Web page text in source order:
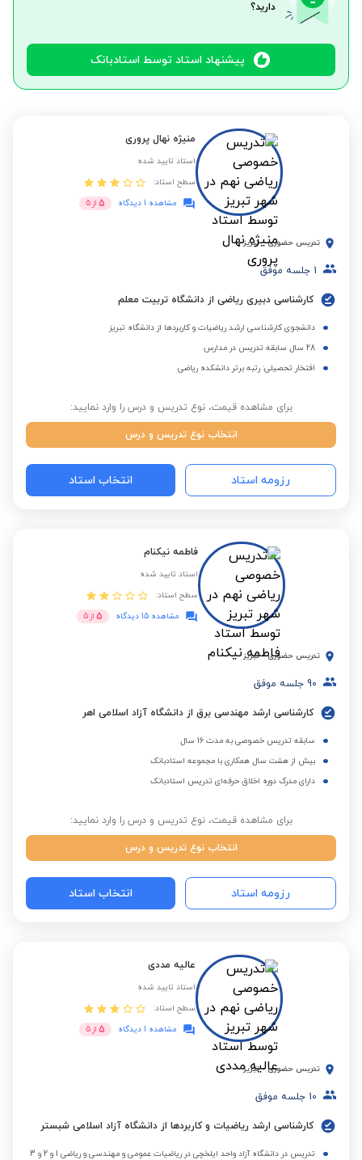
دارید؟
پیشنهاد استاد توسط استادبانک
منیژه نهال پروری
استاد تایید شده
سطح استاد:
مشاهده 1 دیدگاه
5 از 5
تدریس حضوری - تبریز
1 جلسه موفق
کارشناسی دبیری ریاضی از دانشگاه تربیت معلم
دانشجوی کارشناسی ارشد ریاضیات و کاربردها از دانشگاه تبریز
28 سال سابقه تدریس در مدارس
افتخار تحصیلی: رتبه برتر دانشکده ریاضی
برای مشاهده قیمت، نوع تدریس و درس را وارد نمایید:
انتخاب نوع تدریس و درس
رزومه استاد انتخاب استاد
فاطمه نیکنام
استاد تایید شده
سطح استاد:
مشاهده 15 دیدگاه
5 از 5
تدریس حضوری - تبریز
90 جلسه موفق
کارشناسی ارشد مهندسی برق از دانشگاه آزاد اسلامی اهر
سابقه تدریس خصوصی به مدت 16 سال
بیش از هشت سال همکاری با مجموعه استادبانک
دارای مدرک دوره اخلاق حرفه‌ای تدریس استادبانک
برای مشاهده قیمت، نوع تدریس و درس را وارد نمایید:
انتخاب نوع تدریس و درس
رزومه استاد انتخاب استاد
عالیه مددی
استاد تایید شده
سطح استاد:
مشاهده 1 دیدگاه
5 از 5
تدریس حضوری - تبریز
10 جلسه موفق
کارشناسی ارشد ریاضیات و کاربردها از دانشگاه آزاد اسلامی شبستر
تدریس در دانشگاه آزاد واحد ایلخچی در ریاضیات عمومی و مهندسی و ریاضی 1 و 2 و 3